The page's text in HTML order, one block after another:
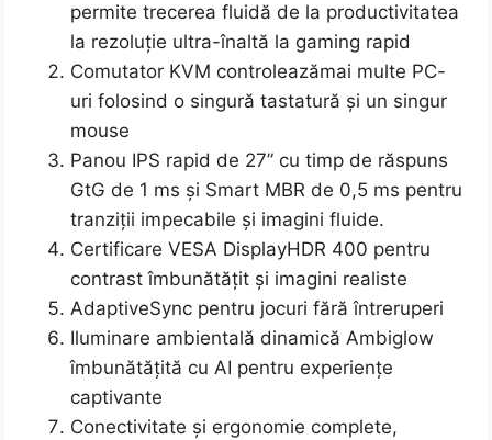
permite trecerea fluidă de la productivitatea
la rezoluție ultra-înaltă la gaming rapid
Comutator KVM controleazămai multe PC-
uri folosind o singură tastatură și un singur
mouse
Panou IPS rapid de 27” cu timp de răspuns
GtG de 1 ms și Smart MBR de 0,5 ms pentru
tranziții impecabile și imagini fluide.
Certificare VESA DisplayHDR 400 pentru
contrast îmbunătățit și imagini realiste
AdaptiveSync pentru jocuri fără întreruperi
Iluminare ambientală dinamică Ambiglow
îmbunătățită cu AI pentru experiențe
captivante
Conectivitate și ergonomie complete,